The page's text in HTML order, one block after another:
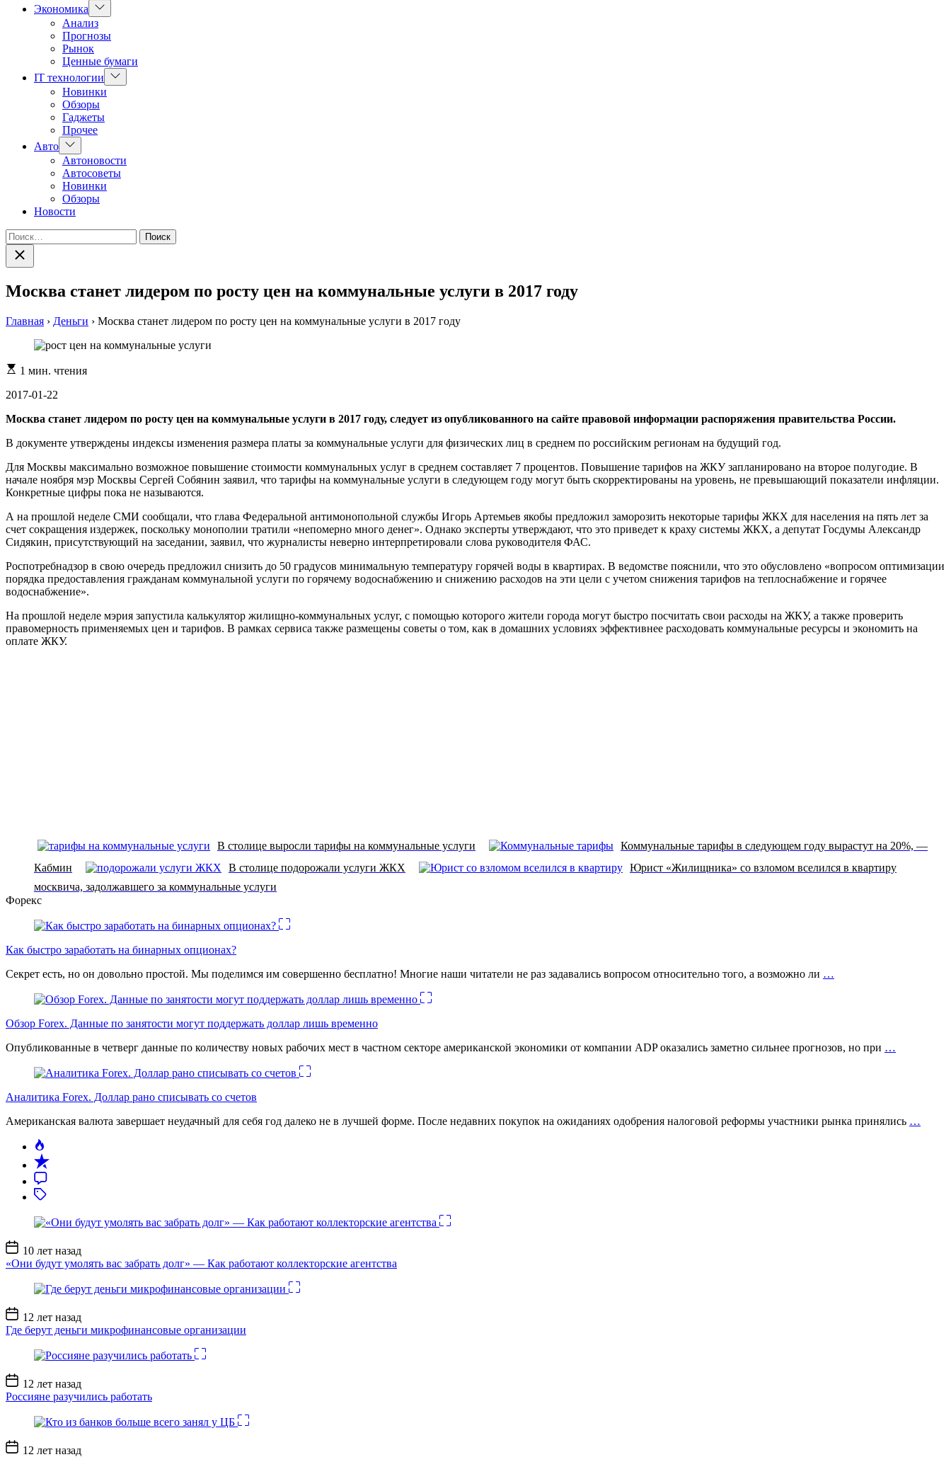
Экономика
Показать
подменю
Анализ
Прогнозы
Рынок
Ценные бумаги
IT технологии
Показать
подменю
Новинки
Обзоры
Гаджеты
Прочее
Авто Показать
подменю
Автоновости
Автосоветы
Новинки
Обзоры
Новости
Найти:
Закрыть
поиск
Москва станет лидером по росту цен на коммунальные услуги в 2017 году
Главная › Деньги › Москва станет лидером по росту цен на коммунальные услуги в 2017 году
Расчетное
чтения
1 мин. чтения
2017-01-22
Москва станет лидером по росту цен на коммунальные услуги в 2017 году, следует из опубликованного на сайте правовой информации распоряжения правительства России.
В документе утверждены индексы изменения размера платы за коммунальные услуги для физических лиц в среднем по российским регионам на будущий год.
Для Москвы максимально возможное повышение стоимости коммунальных услуг в среднем составляет 7 процентов. Повышение тарифов на ЖКУ запланировано на второе полугодие. В
начале ноября мэр Москвы Сергей Собянин заявил, что тарифы на коммунальные услуги в следующем году могут быть скорректированы на уровень, не превышающий показатели инфляции.
Конкретные цифры пока не называются.
А на прошлой неделе СМИ сообщали, что глава Федеральной антимонопольной службы Игорь Артемьев якобы предложил заморозить некоторые тарифы ЖКХ для населения на пять лет за
счет сокращения издержек, поскольку монополии тратили «непомерно много денег». Однако эксперты утверждают, что это приведет к краху системы ЖКХ, а депутат Госдумы Александр
Сидякин, присутствующий на заседании, заявил, что журналисты неверно интерпретировали слова руководителя ФАС.
Роспотребнадзор в свою очередь предложил снизить до 50 градусов минимальную температуру горячей воды в квартирах. В ведомстве пояснили, что это обусловлено «вопросом оптимизации
порядка предоставления гражданам коммунальной услуги по горячему водоснабжению и снижению расходов на эти цели с учетом снижения тарифов на теплоснабжение и горячее
водоснабжение».
На прошлой неделе мэрия запустила калькулятор жилищно-коммунальных услуг, с помощью которого жители города могут быстро посчитать свои расходы на ЖКУ, а также проверить
правомерность применяемых цен и тарифов. В рамках сервиса также размещены советы о том, как в домашних условиях эффективнее расходовать коммунальные ресурсы и экономить на
оплате ЖКУ.
В столице выросли тарифы на коммунальные услуги
Коммунальные тарифы в следующем году вырастут на 20%, —
Кабмин
В столице подорожали услуги ЖКХ
Юрист «Жилищника» со взломом вселился в квартиру
москвича, задолжавшего за коммунальные услуги
Форекс
Как быстро заработать на бинарных опционах?
Секрет есть, но он довольно простой. Мы поделимся им совершенно бесплатно! Многие наши читатели не раз задавались вопросом относительно того, а возможно ли …
Обзор Forex. Данные по занятости могут поддержать доллар лишь временно
Опубликованные в четверг данные по количеству новых рабочих мест в частном секторе американской экономики от компании ADP оказались заметно сильнее прогнозов, но при …
Аналитика Forex. Доллар рано списывать со счетов
Американская валюта завершает неудачный для себя год далеко не в лучшей форме. После недавних покупок на ожиданиях одобрения налоговой реформы участники рынка принялись …
Дата
записи
10 лет назад
«Они будут умолять вас забрать долг» — Как работают коллекторские агентства
Дата
записи
12 лет назад
Где берут деньги микрофинансовые организации
Дата
записи
12 лет назад
Россияне разучились работать
Дата12 лет назад